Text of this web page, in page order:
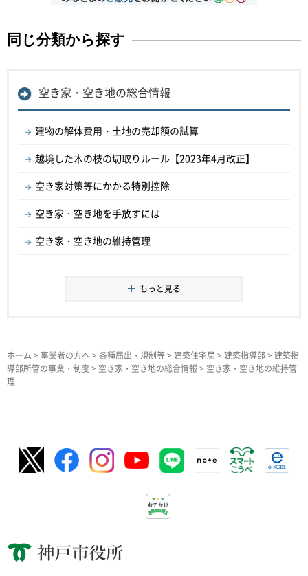
同じ分類から探す
空き家・空き地の総合情報
建物の解体費用・土地の売却額の試算
越境した木の枝の切取りルール【2023年4月改正】
空き家対策等にかかる特別控除
空き家・空き地を手放すには
空き家・空き地の維持管理
もっと見る
ホーム > 事業者の方へ > 各種届出・規制等> 建築住宅局 > 建築指導部> 建築指
導部所管の事業・制度 > 空き家・空き地の総合情報 > 空き家・空き地の維持管
理
神戸市役所